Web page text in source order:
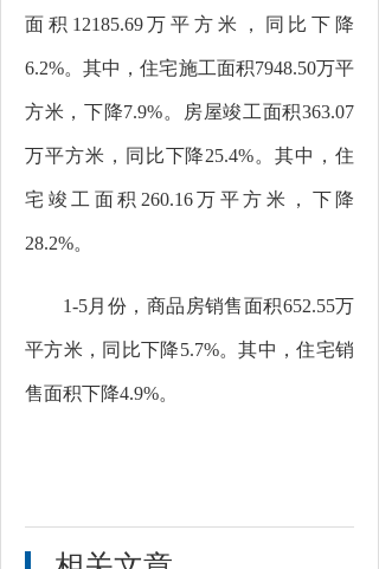
面积 12185.69万平方米，同比下降
6.2%。其中，住宅施工面积7948.50万平
方米，下降7.9%。房屋竣工面积363.07
万平方米，同比下降25.4%。其中，住
宅竣工面积 260.16万平方米，下降
28.2%。
1-5月份，商品房销售面积652.55万
平方米，同比下降5.7%。其中，住宅销
售面积下降4.9%。